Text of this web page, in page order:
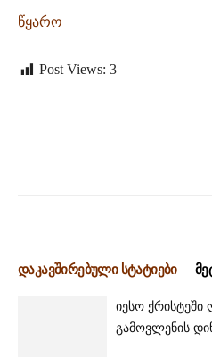
წყარო
Post Views: 3
დაკავშირებული სტატიები
იესო ქრისტეში
გამოვლენის